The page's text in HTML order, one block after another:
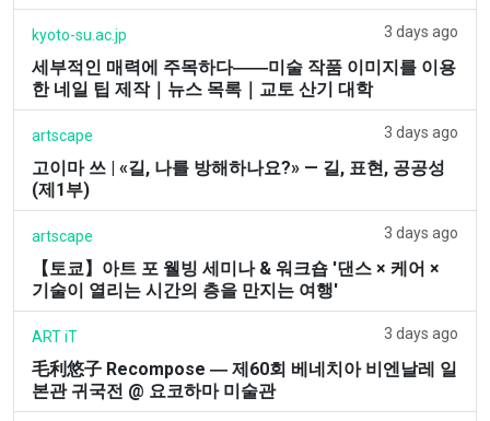
kyoto-su.ac.jp 3 days ago
세부적인 매력에 주목하다――미술 작품 이미지를 이용
한 네일 팁 제작｜뉴스 목록｜교토 산기 대학
artscape 3 days ago
고이마 쓰 | «길, 나를 방해하나요?» — 길, 표현, 공공성
(제1부)
artscape 3 days ago
【토쿄】아트 포 웰빙 세미나 & 워크숍 '댄스 × 케어 ×
기술이 열리는 시간의 층을 만지는 여행'
ART iT 3 days ago
毛利悠子 Recompose ― 제60회 베네치아 비엔날레 일
본관 귀국전 @ 요코하마 미술관